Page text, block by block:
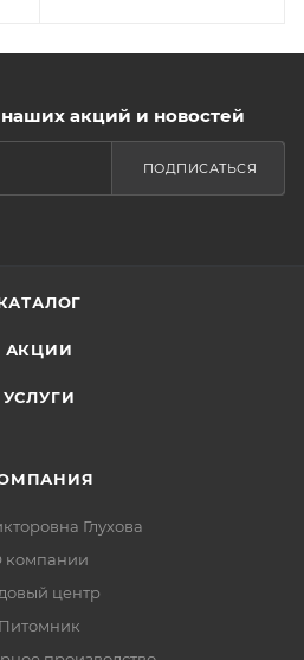
наших акций и новостей
ПОДПИСАТЬСЯ
АКЦИИ
УСЛУГИ
Глухова
компании
центр
Питомник